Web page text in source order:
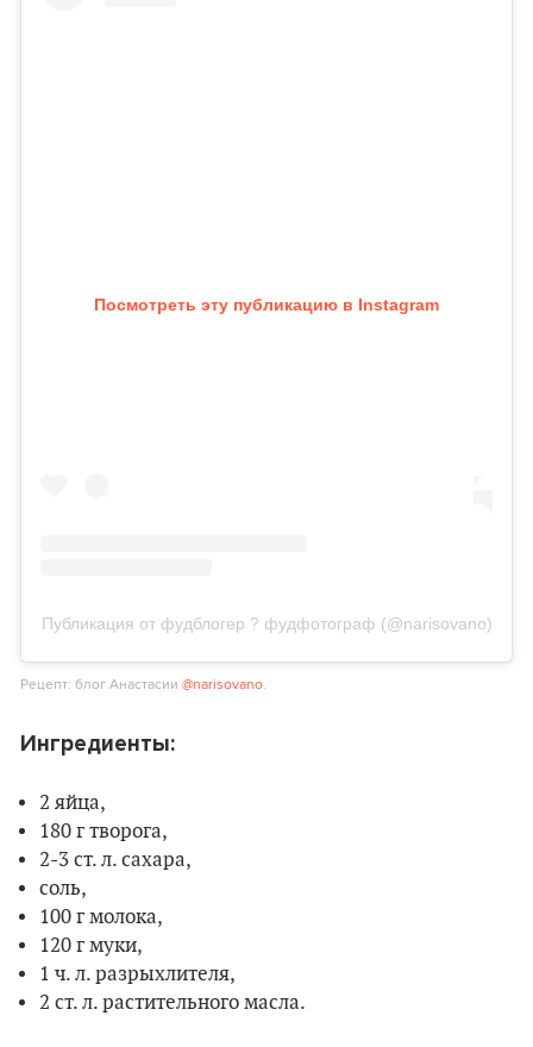
Посмотреть эту публикацию в Instagram
Публикация от фудблогер ? фудфотограф (@narisovano)
Рецепт: блог Анастасии @narisovano.
Ингредиенты:
2 яйца,
180 г творога,
2-3 ст. л. сахара,
соль,
100 г молока,
120 г муки,
1 ч. л. разрыхлителя,
2 ст. л. растительного масла.